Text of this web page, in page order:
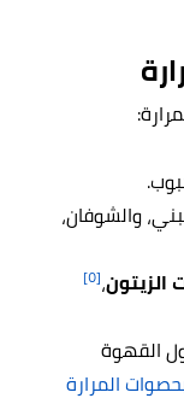
والشوفان،
،[٥]
القهوة
المرارة